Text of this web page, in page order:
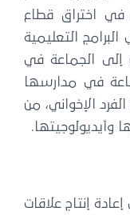
في اختراق قطاع
التعليمية
إلى الجماعة في
في مدارسها
الإخواني، من
وأيديولوجيتها.
إنتاج علاقات